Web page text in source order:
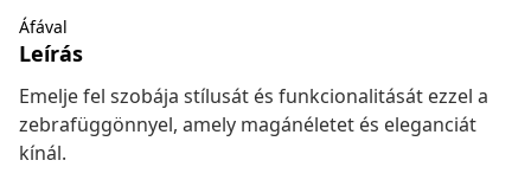
Áfával
Leírás
Emelje fel szobája stílusát és funkcionalitását ezzel a
zebrafüggönnyel, amely magánéletet és eleganciát
kínál.